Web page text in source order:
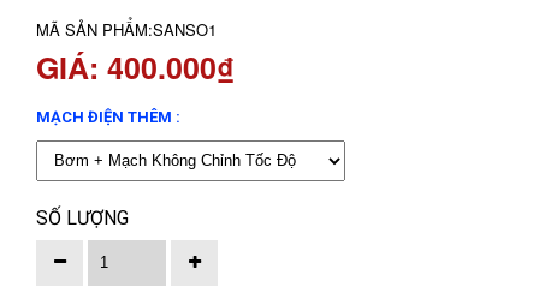
MÃ SẢN PHẨM:SANSO1
GIÁ: 400.000₫
MẠCH ĐIỆN THÊM :
SỐ LƯỢNG